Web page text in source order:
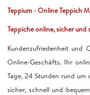
Teppium - Online Teppich
Teppiche online, sicher und
Kundenzufriedenheit und
Online-Geschäfts. Ihr
Tage, 24 Stunden rund um
sicher, schnell und